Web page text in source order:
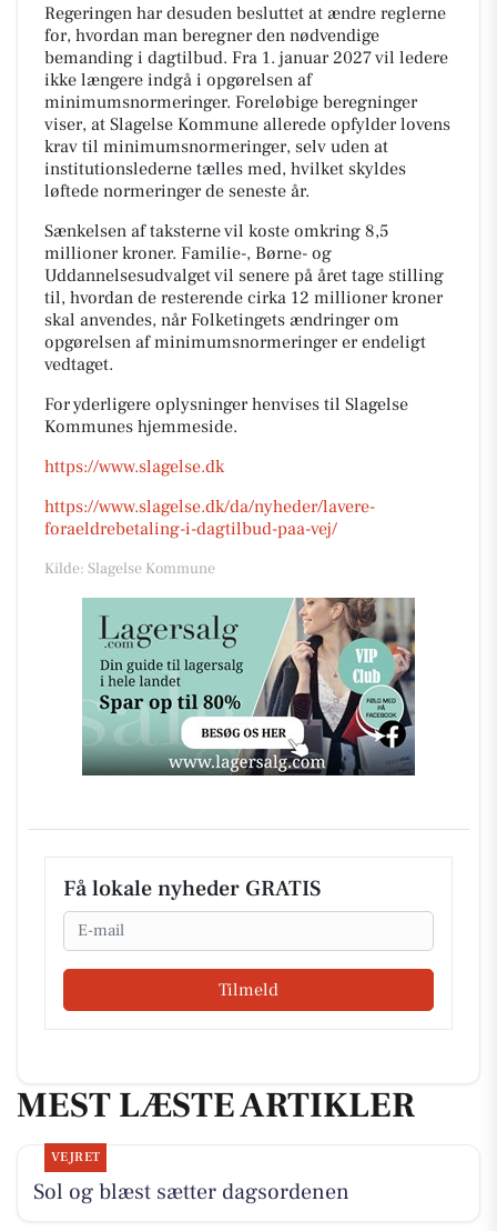
Regeringen har desuden besluttet at ændre reglerne
for, hvordan man beregner den nødvendige
bemanding i dagtilbud. Fra 1. januar 2027 vil ledere
ikke længere indgå i opgørelsen af
minimumsnormeringer. Foreløbige beregninger
viser, at Slagelse Kommune allerede opfylder lovens
krav til minimumsnormeringer, selv uden at
institutionslederne tælles med, hvilket skyldes
løftede normeringer de seneste år.
Sænkelsen af taksterne vil koste omkring 8,5
millioner kroner. Familie-, Børne- og
Uddannelsesudvalget vil senere på året tage stilling
til, hvordan de resterende cirka 12 millioner kroner
skal anvendes, når Folketingets ændringer om
opgørelsen af minimumsnormeringer er endeligt
vedtaget.
For yderligere oplysninger henvises til Slagelse
Kommunes hjemmeside.
https://www.slagelse.dk
https://www.slagelse.dk/da/nyheder/lavere-
foraeldrebetaling-i-dagtilbud-paa-vej/
Kilde: Slagelse Kommune
Få lokale nyheder GRATIS
Email
Tilmeld
MEST LÆSTE ARTIKLER
VEJRET
Sol og blæst sætter dagsordenen